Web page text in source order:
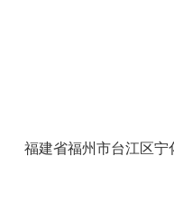
福建省福州市台江区宁